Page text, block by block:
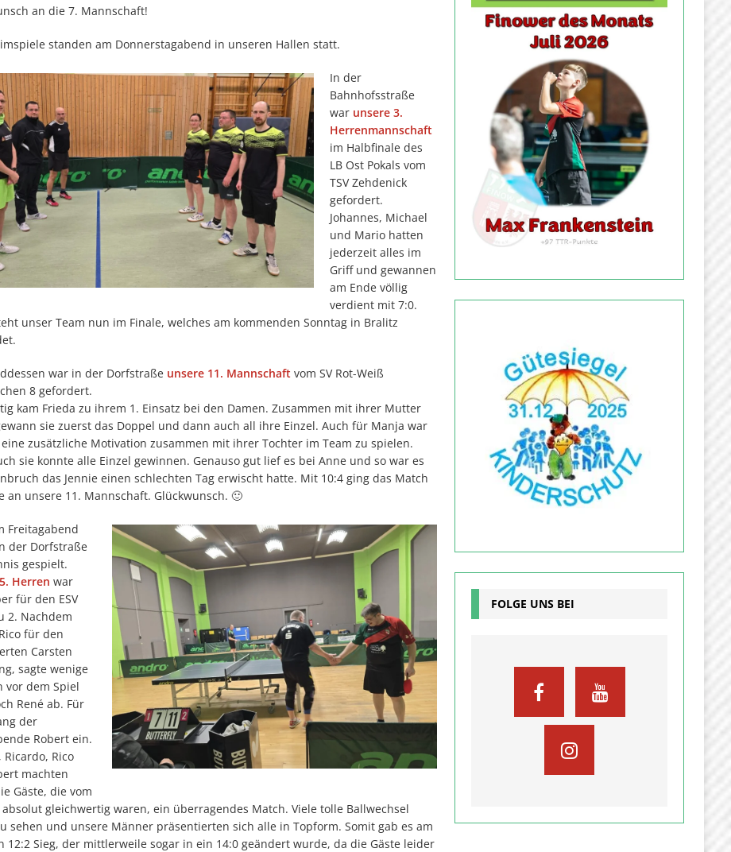
an die 7. Mannschaft!
standen am Donnerstagabend in unseren Hallen statt.
In der
Bahnhofsstraße
war unsere 3.
Herrenmannschaft
im Halbfinale des
LB Ost Pokals vom
TSV Zehdenick
gefordert.
Johannes, Michael
und Mario hatten
jederzeit alles im
Griff und gewannen
am Ende völlig
verdient mit 7:0.
unser Team nun im Finale, welches am kommenden Sonntag in Bralitz
war in der Dorfstraße unsere 11. Mannschaft vom SV Rot-Weiß
8 gefordert.
kam Frieda zu ihrem 1. Einsatz bei den Damen. Zusammen mit ihrer Mutter
sie zuerst das Doppel und dann auch all ihre Einzel. Auch für Manja war
zusätzliche Motivation zusammen mit ihrer Tochter im Team zu spielen.
sie konnte alle Einzel gewinnen. Genauso gut lief es bei Anne und so war es
das Jennie einen schlechten Tag erwischt hatte. Mit 10:4 ging das Match
an unsere 11. Mannschaft. Glückwunsch. 🙂
Freitagabend
der Dorfstraße
gespielt.
Herren war
für den ESV
2. Nachdem
für den
Carsten
sagte wenige
vor dem Spiel
René ab. Für
der
Robert ein.
Ricardo, Rico
machten
Gäste, die vom
absolut gleichwertig waren, ein überragendes Match. Viele tolle Ballwechsel
sehen und unsere Männer präsentierten sich alle in Topform. Somit gab es am
12:2 Sieg, der mittlerweile sogar in ein 14:0 geändert wurde, da die Gäste leider
FOLGE UNS BEI